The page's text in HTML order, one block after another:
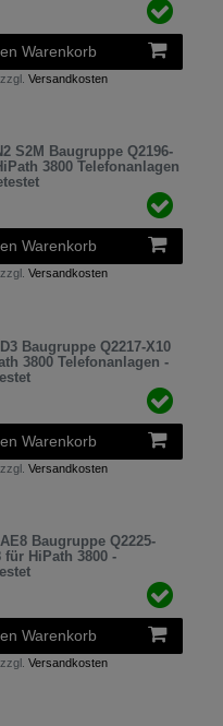
Warenkorb
zzgl.Versandkosten
S2M Baugruppe Q2196-
3800 Telefonanlagen
Warenkorb
zzgl.Versandkosten
Baugruppe Q2217-X10
3800 Telefonanlagen -
Warenkorb
zzgl.Versandkosten
Baugruppe Q2225-
für HiPath 3800 -
Warenkorb
zzgl.Versandkosten